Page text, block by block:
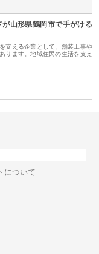
山形県鶴岡市で手がける
支える企業として、舗装工事や
ります。地域住民の生活を支え
について